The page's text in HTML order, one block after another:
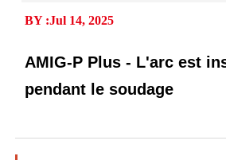
BY :Jul 14, 2025
AMIG-P Plus - L'arc est
pendant le soudage